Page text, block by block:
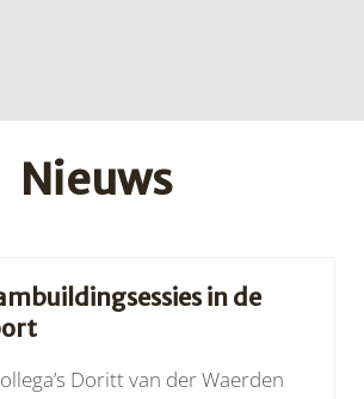
Nieuws
in de
Doritt van der Waerden